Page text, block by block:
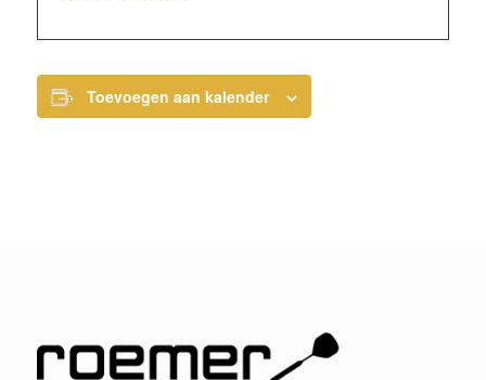
Toevoegen aan kalender